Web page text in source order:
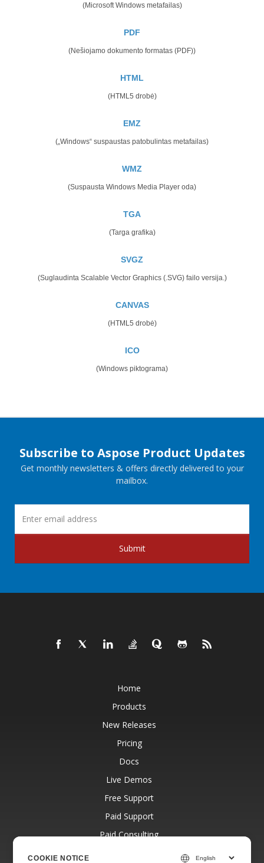
(Microsoft Windows metafailas)
PDF
(Nešiojamo dokumento formatas (PDF))
HTML
(HTML5 drobė)
EMZ
(„Windows“ suspaustas patobulintas metafailas)
WMZ
(Suspausta Windows Media Player oda)
TGA
(Targa grafika)
SVGZ
(Suglaudinta Scalable Vector Graphics (.SVG) failo versija.)
CANVAS
(HTML5 drobė)
ICO
(Windows piktograma)
Subscribe to Aspose Product Updates
Get monthly newsletters & offers directly delivered to your
mailbox.
Submit
Home
Products
New Releases
Pricing
Docs
Live Demos
Free Support
Paid Support
Paid Consulting
COOKIE NOTICE